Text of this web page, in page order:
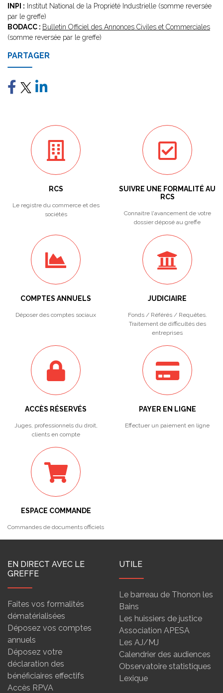
INPI : Institut National de la Propriété Industrielle (somme reversée
par le greffe)
BODACC : Bulletin Officiel des Annonces Civiles et Commerciales
(somme reversée par le greffe)
PARTAGER
RCS
Le registre du commerce et des
sociétés
SUIVRE UNE FORMALITÉ AU
RCS
Connaitre l'avancement de votre
dossier déposé au greffe
COMPTES ANNUELS
Déposer des comptes sociaux
JUDICIAIRE
Fonds / Référés / Requêtes.
Traitement de difficultés des
entreprises
ACCÈS RÉSERVÉS
Juges, professionnels du droit,
clients en compte
PAYER EN LIGNE
Effectuer un paiement en ligne
ESPACE COMMANDE
Commandes de documents officiels
EN DIRECT AVEC LE
GREFFE
Faites vos formalités
dématérialisées
Déposez vos comptes
annuels
Déposez votre
déclaration des
bénéficiaires effectifs
Accès RPVA
UTILE
Le barreau de Thonon les
Bains
Les huissiers de justice
Association APESA
Les AJ/MJ
Calendrier des audiences
Observatoire statistiques
Lexique